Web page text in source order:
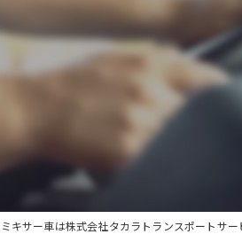
キサー車は株式会社タカラトランスポートサー